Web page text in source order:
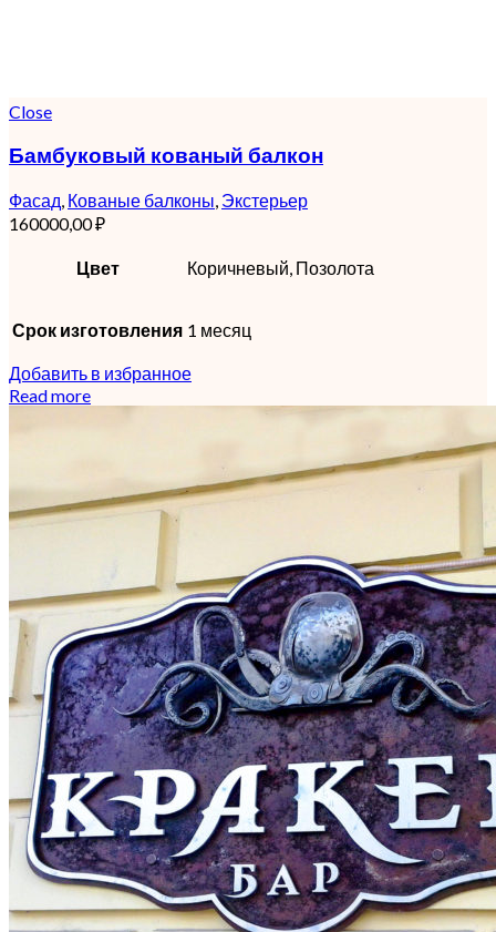
Close
Бамбуковый кованый балкон
Фасад Кованые балконы Экстерьер
160000,00₽
Цвет Коричневый, Позолота
Срок изготовления 1 месяц
Добавить в избранное
Read more